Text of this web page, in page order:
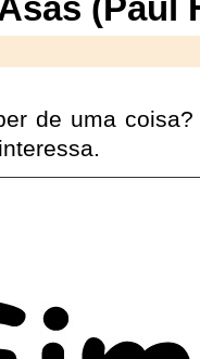
(Paul
de uma